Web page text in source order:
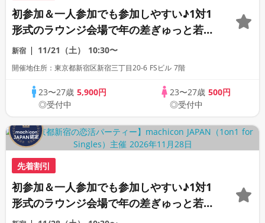
初参加＆一人参加でも参加しやすい♪1対1
形式のラウンジ会場で年の差ぎゅっと若め
の同世代恋活パーティー♪《上質な1対1相
席専用会場》《全席半個室》《飲み放題付
新宿 11/21（土） 10:30〜
開催地住所：東京都新宿区新宿三丁目20-6 FSビル 7階
23〜27歳5,900円
◎受付中
23〜27歳 500円
◎受付中
先着割引
初参加＆一人参加でも参加しやすい♪1対1
形式のラウンジ会場で年の差ぎゅっと若め
の同世代恋活パーティー♪《上質な1対1相